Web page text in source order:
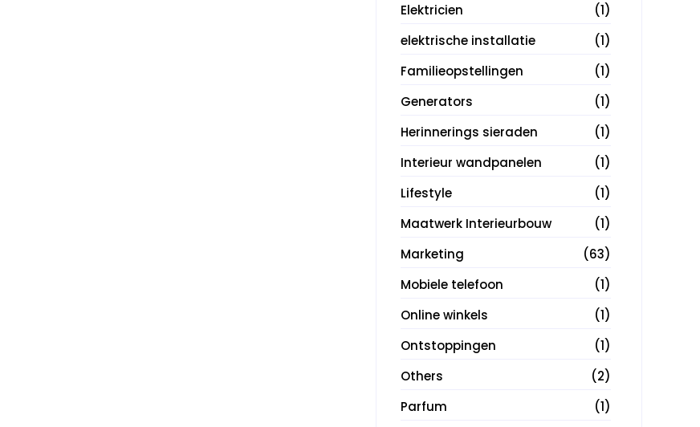
Elektricien
(1)
elektrische installatie
(1)
Familieopstellingen
(1)
Generators
(1)
Herinnerings sieraden
(1)
Interieur wandpanelen
(1)
Lifestyle
(1)
Maatwerk Interieurbouw
(1)
Marketing
(63)
Mobiele telefoon
(1)
Online winkels
(1)
Ontstoppingen
(1)
Others
(2)
Parfum
(1)